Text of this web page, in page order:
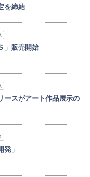
を締結
」販売開始
ースがアート作品展示の
発」